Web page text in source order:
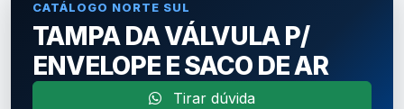
CATÁLOGO NORTE SUL
TAMPA DA VÁLVULA P/
ENVELOPE E SACO DE AR
Tirar dúvida